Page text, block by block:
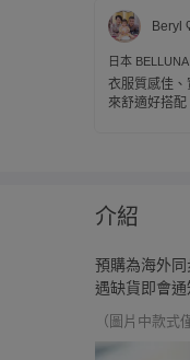
Beryl
日本
設計短袖上衣-
衣服質感佳
來舒適好搭配
介紹
預購為海外
遇缺貨即會
（圖片中款式